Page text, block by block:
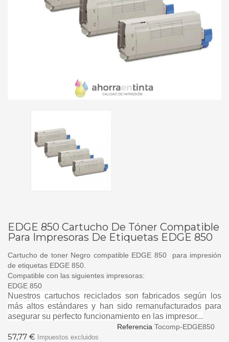
EDGE 850 Cartucho De Tóner Compatible
Para Impresoras De Etiquetas EDGE 850
Cartucho de toner Negro compatible EDGE 850 para impresión
de etiquetas EDGE 850.
Compatible con las siguientes impresoras:
EDGE 850
Nuestros cartuchos reciclados son fabricados según los
más altos estándares y han sido remanufacturados para
asegurar su perfecto funcionamiento en las impresor...
Referencia Tocomp-EDGE850
57,77 € Impuestos excluidos